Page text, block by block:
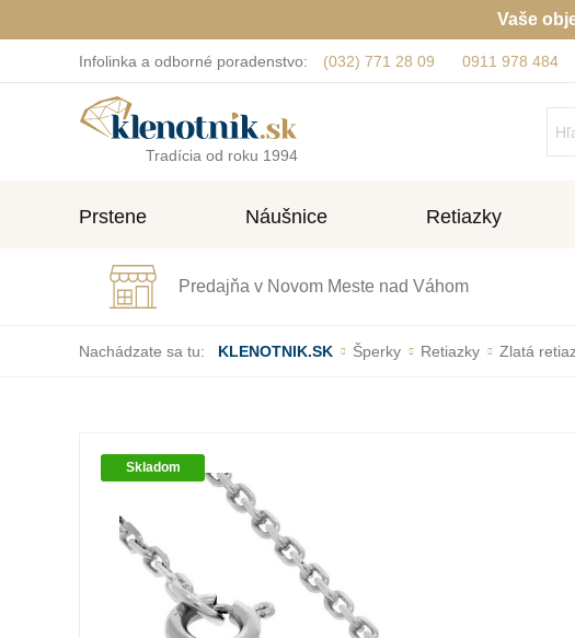
Vaše
Infolinka a odborné poradenstvo: (032) 771 28 09 0911 978 484
Tradícia od roku 1994
Prstene Náušnice Retiazky
Predajňa v Novom Meste nad Váhom
Nachádzate sa tu: KLENOTNIK.SK Šperky Retiazky Zlatá
Skladom